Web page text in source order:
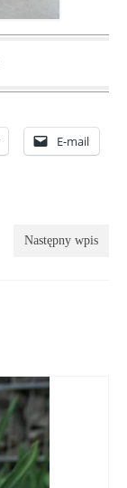
E-mail
Następny wpis